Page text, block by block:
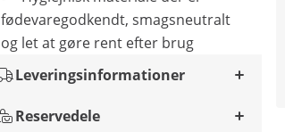
fødevaregodkendt, smagsneutralt
og let at gøre rent efter brug
Leveringsinformationer
Reservedele